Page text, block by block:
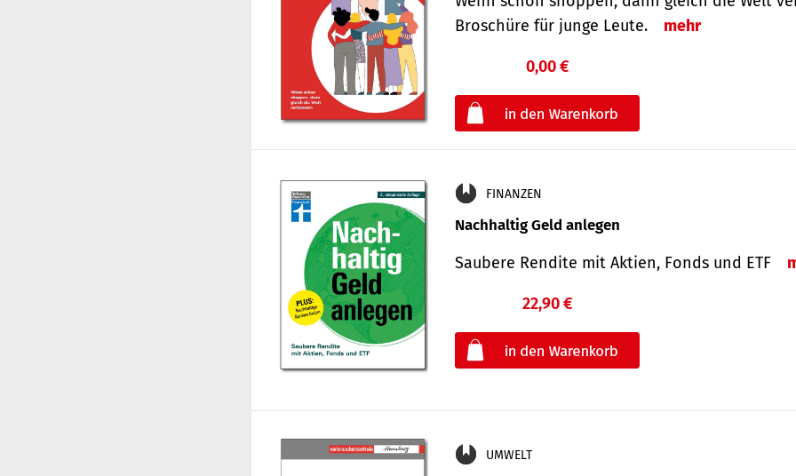
Broschüre für junge Leute.
mehr
0,00 €
FINANZEN
Nachhaltig Geld anlegen
Saubere Rendite mit Aktien, Fonds und ETF
22,90 €
UMWELT